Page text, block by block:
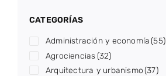
CATEGORÍAS
Administración y economía(55)
Agrociencias(32)
Arquitectura y urbanismo(37)